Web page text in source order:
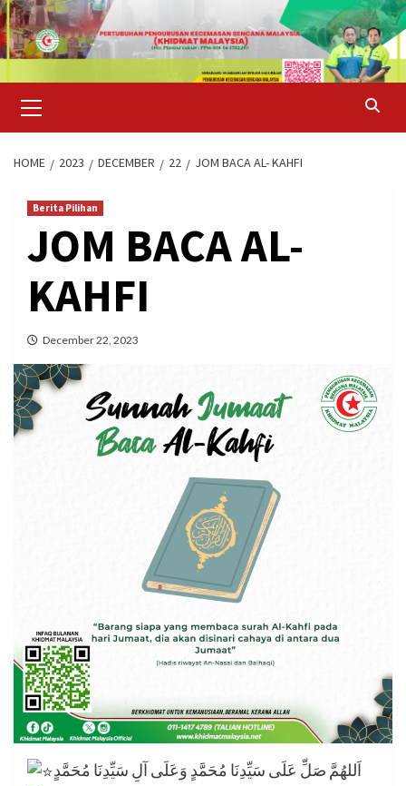
Skip
to
content
Menu
HOME 2023 DECEMBER 22 JOM BACA AL- KAHFI
Berita Pilihan
JOM BACA AL-
KAHFI
December 22, 2023
اَللهُمَّ صَلِّ عَلَى سَيِّدِنَا مُحَمَّدٍ وَعَلَى آلِ سَيِّدِنَا مُحَمَّدٍ